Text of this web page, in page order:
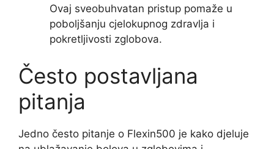
Ovaj sveobuhvatan pristup pomaže u
poboljšanju cjelokupnog zdravlja i
pokretljivosti zglobova.
Često postavljana
pitanja
Jedno često pitanje o Flexin500 je kako djeluje